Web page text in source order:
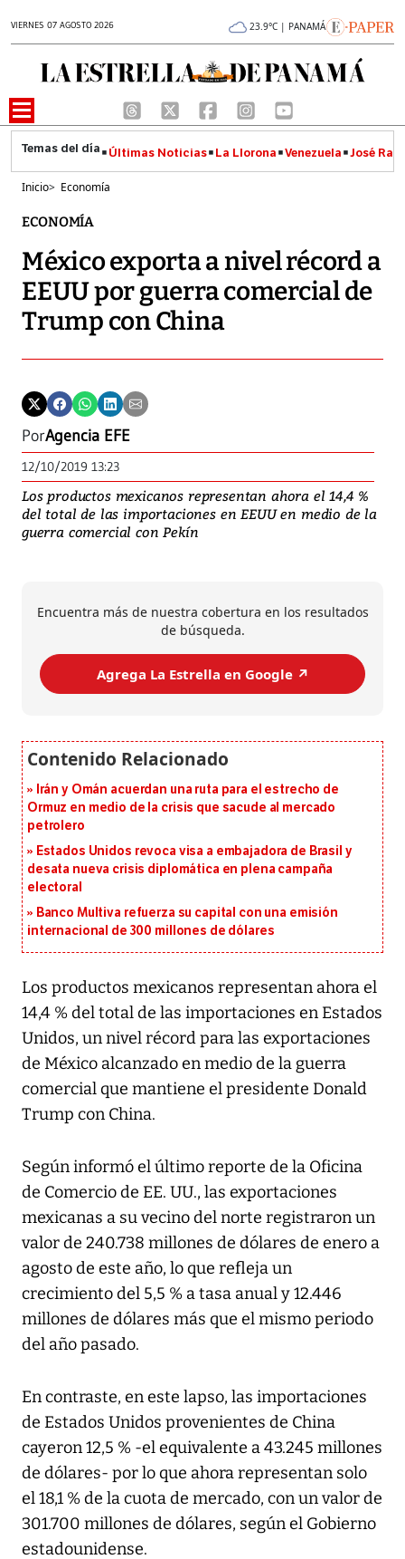
VIERNES 07 AGOSTO 2026 23.9°C | PANAMÁ
Últimas Noticias La Llorona Venezuela José
Inicio> Economía
ECONOMÍA
México exporta a nivel récord a
EEUU por guerra comercial de
Trump con China
PorAgencia EFE
12/10/2019 13:23
Los productos mexicanos representan ahora el 14,4 %
del total de las importaciones en EEUU en medio de la
guerra comercial con Pekín
Encuentra más de nuestra cobertura en los resultados
de búsqueda.
Agrega La Estrella en Google ↗️
Irán y Omán acuerdan una ruta para el estrecho de
Ormuz en medio de la crisis que sacude al mercado
petrolero
Estados Unidos revoca visa a embajadora de Brasil y
desata nueva crisis diplomática en plena campaña
electoral
Banco Multiva refuerza su capital con una emisión
internacional de 300 millones de dólares
Los productos mexicanos representan ahora el
14,4 % del total de las importaciones en Estados
Unidos, un nivel récord para las exportaciones
de México alcanzado en medio de la guerra
comercial que mantiene el presidente Donald
Trump con China.
Según informó el último reporte de la Oficina
de Comercio de EE. UU., las exportaciones
mexicanas a su vecino del norte registraron un
valor de 240.738 millones de dólares de enero a
agosto de este año, lo que refleja un
crecimiento del 5,5 % a tasa anual y 12.446
millones de dólares más que el mismo periodo
del año pasado.
En contraste, en este lapso, las importaciones
de Estados Unidos provenientes de China
cayeron 12,5 % -el equivalente a 43.245 millones
de dólares- por lo que ahora representan solo
el 18,1 % de la cuota de mercado, con un valor de
301.700 millones de dólares, según el Gobierno
estadounidense.